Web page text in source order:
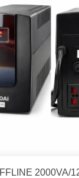
2000VA/